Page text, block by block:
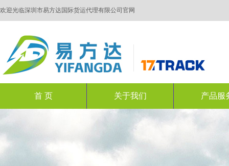
欢迎光临深圳市易方达国际货运代理有限公司官网
首 页 关于我们 产品服